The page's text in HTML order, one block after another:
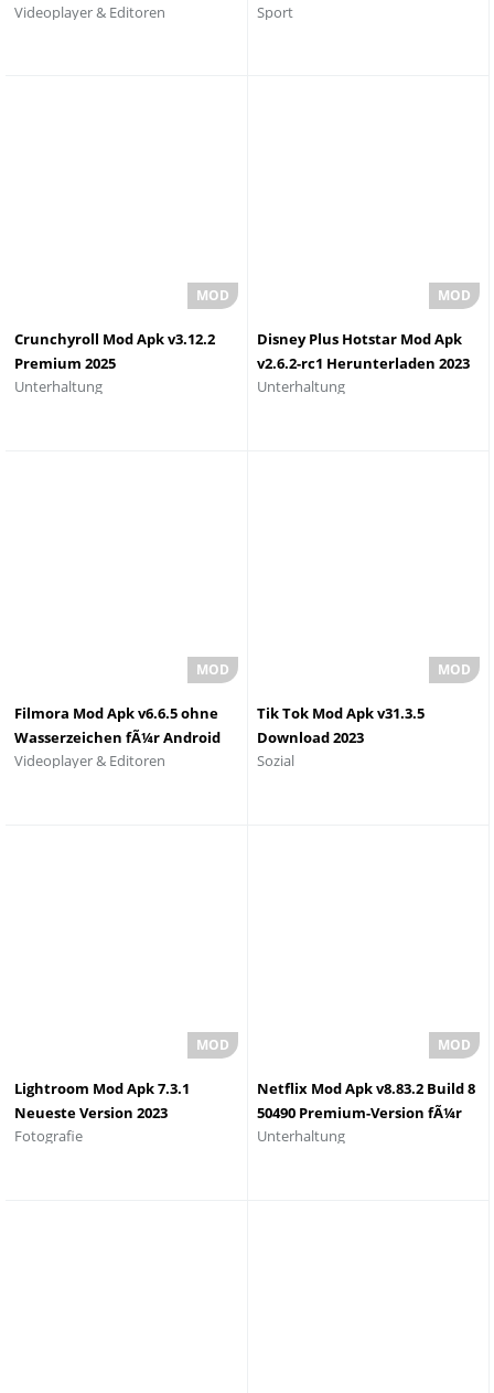
herunterladen
Videoplayer & Editoren
herunterladen 2025
Sport
Crunchyroll Mod Apk v3.12.2
Premium 2025
Unterhaltung
Disney Plus Hotstar Mod Apk
v2.6.2-rc1 Herunterladen 2023
Unterhaltung
Filmora Mod Apk v6.6.5 ohne
Wasserzeichen fÃ¼r Android
Videoplayer & Editoren
Tik Tok Mod Apk v31.3.5
Download 2023
Sozial
Lightroom Mod Apk 7.3.1
Neueste Version 2023
Fotografie
Netflix Mod Apk v8.83.2 Build 8
50490 Premium-Version fÃ¼r
Android
Unterhaltung